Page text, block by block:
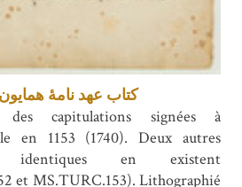
کتاب عهد نامۀ
capitulations signées à
en 1153 (1740). Deux autres
identiques en existent
et MS.TURC.153). Lithographié